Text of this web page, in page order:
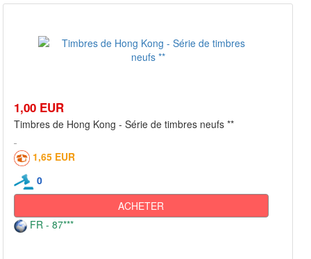
1,00 EUR
Timbres de Hong Kong - Série de timbres neufs **
1,65 EUR
0
ACHETER
FR - 87***